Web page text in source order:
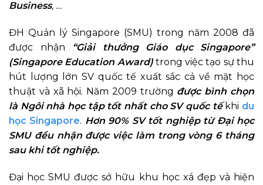
Business, …
ĐH Quản lý Singapore (SMU) trong năm 2008 đã
được nhận
“Giải thưởng Giáo dục Singapore”
(Singapore Education Award)trong việc tạo sự thu
hút lượng lớn SV quốc tế xuất sắc cả về mặt học
thuật và xã hội. Năm 2009 trường được bình chọn
là Ngôi nhà học tập tốt nhất cho SV quốc tếkhi du
học Singapore. Hơn 90% SV tốt nghiệp từ Đại học
SMU đều nhận được việc làm trong vòng 6 tháng
sau khi tốt nghiệp.
Đại học SMU được sở hữu khu học xá đẹp và hiện